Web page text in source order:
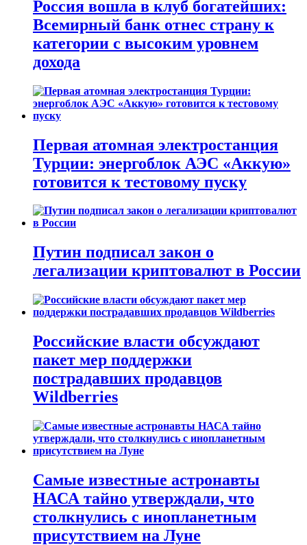
Россия вошла в клуб богатейших:
Всемирный банк отнес страну к
категории с высоким уровнем
дохода
Первая атомная электростанция
Турции: энергоблок АЭС «Аккую»
готовится к тестовому пуску
Путин подписал закон о
легализации криптовалют в России
Российские власти обсуждают
пакет мер поддержки
пострадавших продавцов
Wildberries
Самые известные астронавты
НАСА тайно утверждали, что
столкнулись с инопланетным
присутствием на Луне